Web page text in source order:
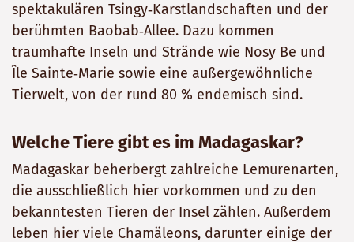
spektakulären Tsingy‑Karstlandschaften und der
berühmten Baobab‑Allee. Dazu kommen
traumhafte Inseln und Strände wie Nosy Be und
Île Sainte‑Marie sowie eine außergewöhnliche
Tierwelt, von der rund 80 % endemisch sind.
Welche Tiere gibt es im Madagaskar?
Madagaskar beherbergt zahlreiche Lemurenarten,
die ausschließlich hier vorkommen und zu den
bekanntesten Tieren der Insel zählen. Außerdem
leben hier viele Chamäleons, darunter einige der